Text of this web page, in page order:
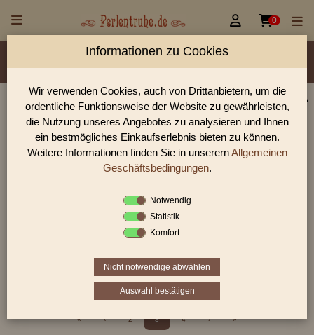
 0
Material/Glassorte Sorte/Form Farbe
Größen
Lochdurchmesser
Perlen Shop für gedrückte Perlen Rechtecke,
Würfel & Dreiecke Rechtecke
In unserem Perlen Shop finden sie zahlreich gedrückte Perlen
Rechtecke, Würfel & Dreiecke Rechtecke und viele weiter
Sie befinden sich in folgender Kategorie:
Dreiecke|Rechtecke
« ‹ 2 3 4 › »
Informationen zu Cookies
Wir verwenden Cookies, auch von Drittanbietern, um die
ordentliche Funktionsweise der Website zu gewährleisten,
die Nutzung unseres Angebotes zu analysieren und Ihnen
ein bestmögliches Einkaufserlebnis bieten zu können.
Weitere Informationen finden Sie in unserernAllgemeinen
Geschäftsbedingungen.
Notwendig
Statistik
Komfort
Nicht notwendige abwählen
Auswahl bestätigen